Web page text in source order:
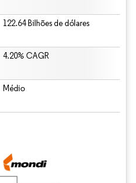
122.64 Bilhões de dólares
4.20% CAGR
Médio
requer atribuição conforme CC BY 4.0.